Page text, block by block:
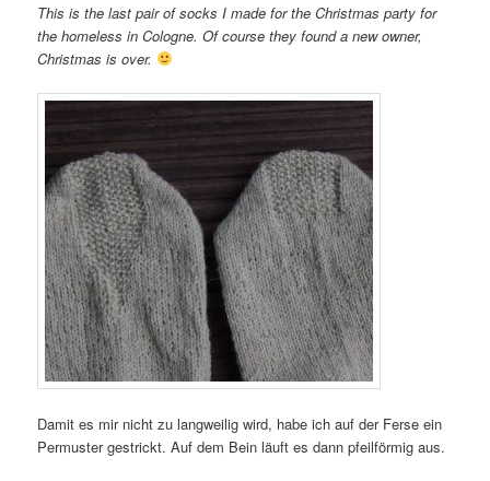
This is the last pair of socks I made for the Christmas party for
the homeless in Cologne. Of course they found a new owner,
Christmas is over.
Damit es mir nicht zu langweilig wird, habe ich auf der Ferse ein
Permuster gestrickt. Auf dem Bein läuft es dann pfeilförmig aus.